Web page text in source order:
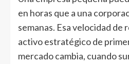
en horas que a una
semanas. Esa velocidad de
activo estratégico de
mercado cambia, cuando